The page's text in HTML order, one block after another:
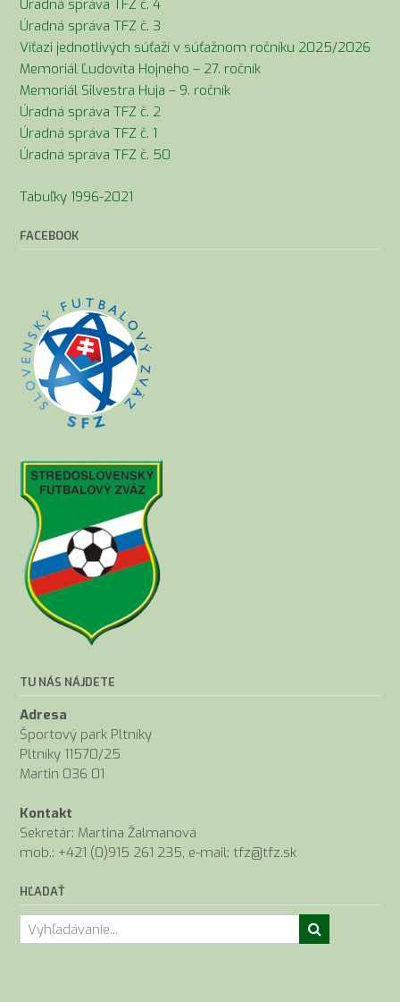
Úradná správa TFZ č. 4
Úradná správa TFZ č. 3
Víťazi jednotlivých súťaží v súťažnom ročníku 2025/2026
Memoriál Ľudovíta Hojného – 27. ročník
Memoriál Silvestra Huja – 9. ročník
Úradná správa TFZ č. 2
Úradná správa TFZ č. 1
Úradná správa TFZ č. 50
Tabuľky 1996-2021
FACEBOOK
TU NÁS NÁJDETE
Adresa
Športový park Pltníky
Pltníky 11570/25
Martin 036 01
Kontakt
Sekretár: Martina Žalmanová
mob.: +421 (0)915 261 235, e-mail: tfz@tfz.sk
HĽADAŤ